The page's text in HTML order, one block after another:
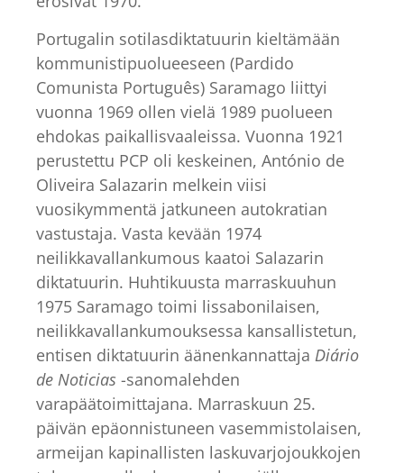
Portugalin sotilasdiktatuurin kieltämään
kommunistipuolueeseen (Pardido
Comunista Português) Saramago liittyi
vuonna 1969 ollen vielä 1989 puolueen
ehdokas paikallisvaaleissa. Vuonna 1921
perustettu PCP oli keskeinen, António de
Oliveira Salazarin melkein viisi
vuosikymmentä jatkuneen autokratian
vastustaja. Vasta kevään 1974
neilikkavallankumous kaatoi Salazarin
diktatuurin. Huhtikuusta marraskuuhun
1975 Saramago toimi lissabonilaisen,
neilikkavallankumouksessa kansallistetun,
entisen diktatuurin äänenkannattaja Diário
de Noticias -sanomalehden
varapäätoimittajana. Marraskuun 25.
päivän epäonnistuneen vasemmistolaisen,
armeijan kapinallisten laskuvarjojoukkojen